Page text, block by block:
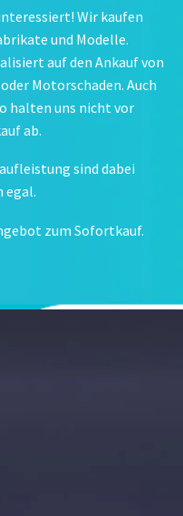
Wir kaufen
und Modelle.
auf den Ankauf von
Motorschaden. Auch
halten uns nicht vor
ab.
sind dabei
egal.
zum Sofortkauf.